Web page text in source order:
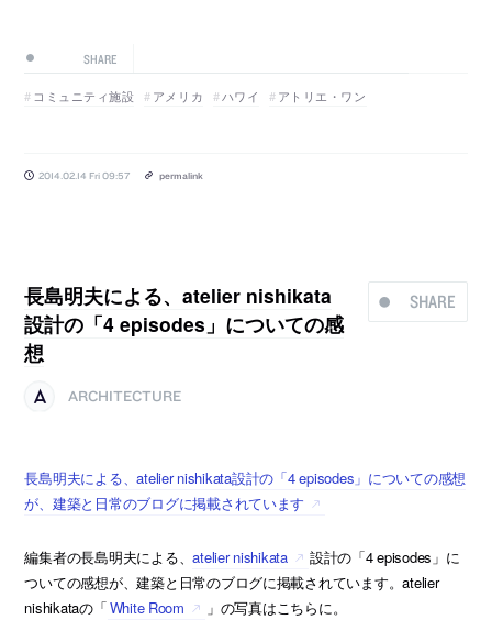
SHARE
コミュニティ施設 アメリカ ハワイ アトリエ・ワン
2014.02.14 Fri 09:57 permalink
SHARE
長島明夫による、atelier nishikata
設計の「4 episodes」についての感
想
ARCHITECTURE
長島明夫による、atelier nishikata設計の「4 episodes」についての感想
が、建築と日常のブログに掲載されています
編集者の長島明夫による、atelier nishikata
設計の「4 episodes」に
ついての感想が、建築と日常のブログに掲載されています。atelier
nishikataの「White Room 」の写真はこちらに。